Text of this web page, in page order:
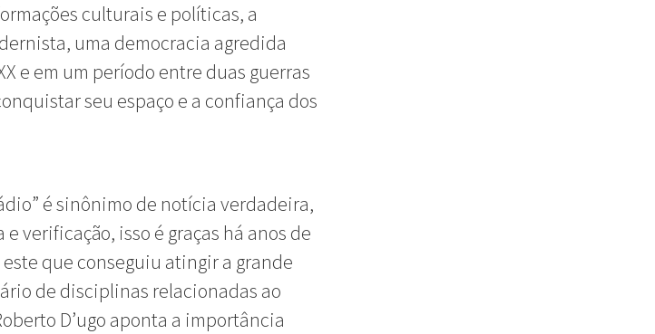
culturais e políticas, a
uma democracia agredida
e em um período entre duas guerras
seu espaço e a confiança dos
é sinônimo de notícia verdadeira,
verificação, isso é graças há anos de
que conseguiu atingir a grande
de disciplinas relacionadas ao
D’ugo aponta a importância